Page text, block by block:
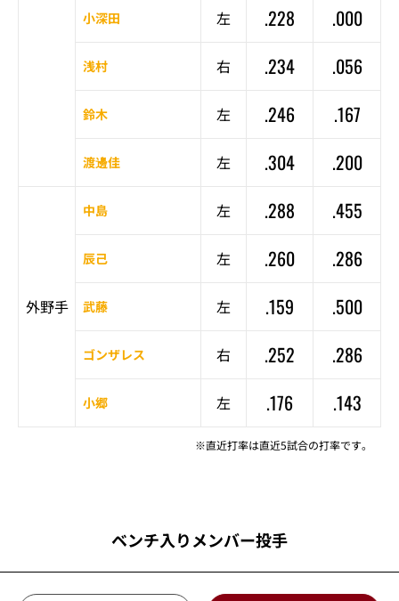
小深田 左 .228 .000
浅村 右 .234 .056
鈴木 左 .246 .167
渡邊佳 左 .304 .200
外野手
中島 左 .288 .455
辰己 左 .260 .286
武藤 左 .159 .500
ゴンザレス 右 .252 .286
小郷 左 .176 .143
※直近打率は直近5試合の打率です。
ベンチ入りメンバー投手